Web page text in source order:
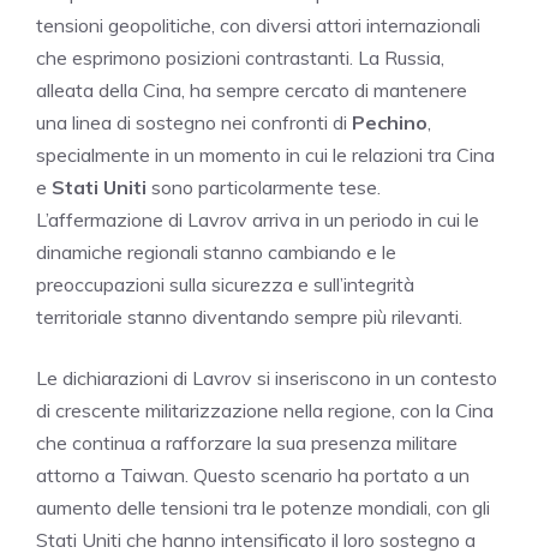
tensioni geopolitiche, con diversi attori internazionali
che esprimono posizioni contrastanti. La Russia,
alleata della Cina, ha sempre cercato di mantenere
una linea di sostegno nei confronti di Pechino,
specialmente in un momento in cui le relazioni tra Cina
e Stati Uniti sono particolarmente tese.
L’affermazione di Lavrov arriva in un periodo in cui le
dinamiche regionali stanno cambiando e le
preoccupazioni sulla sicurezza e sull’integrità
territoriale stanno diventando sempre più rilevanti.
Le dichiarazioni di Lavrov si inseriscono in un contesto
di crescente militarizzazione nella regione, con la Cina
che continua a rafforzare la sua presenza militare
attorno a Taiwan. Questo scenario ha portato a un
aumento delle tensioni tra le potenze mondiali, con gli
Stati Uniti che hanno intensificato il loro sostegno a